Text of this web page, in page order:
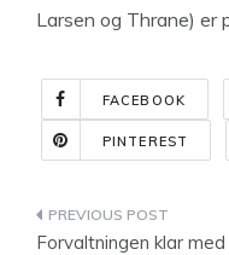
Larsen og Thrane) er
FACEBOOK
PINTEREST
Forvaltningen klar med